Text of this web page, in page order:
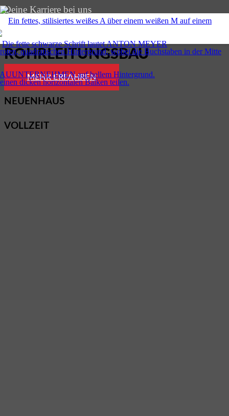
Deine Karriere bei uns
ROHRLEITUNGSBAU
MEHR ERFAHREN
NEUENHAUS
VOLLZEIT